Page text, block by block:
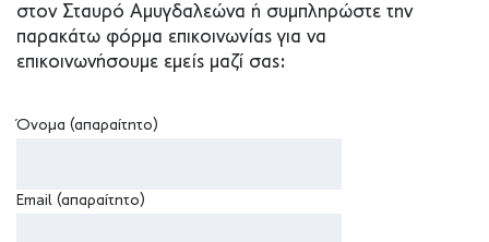
στον Σταυρό Αμυγδαλεώνα ή συμπληρώστε την
παρακάτω φόρμα επικοινωνίας για να
επικοινωνήσουμε εμείς μαζί σας:
Όνομα (απαραίτητο)
Email (απαραίτητο)